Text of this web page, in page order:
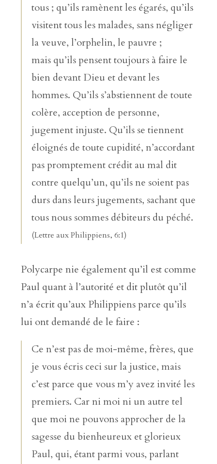
tous ; qu’ils ramènent les égarés, qu’ils
visitent tous les malades, sans négliger
la veuve, l’orphelin, le pauvre ;
mais qu’ils pensent toujours à faire le
bien devant Dieu et devant les
hommes. Qu’ils s’abstiennent de toute
colère, acception de personne,
jugement injuste. Qu’ils se tiennent
éloignés de toute cupidité, n’accordant
pas promptement crédit au mal dit
contre quelqu’un, qu’ils ne soient pas
durs dans leurs jugements, sachant que
tous nous sommes débiteurs du péché.
(Lettre aux Philippiens, 6:1)
Polycarpe nie également qu’il est comme
Paul quant à l’autorité et dit plutôt qu’il
n’a écrit qu’aux Philippiens parce qu’ils
lui ont demandé de le faire :
Ce n’est pas de moi-même, frères, que
je vous écris ceci sur la justice, mais
c’est parce que vous m’y avez invité les
premiers. Car ni moi ni un autre tel
que moi ne pouvons approcher de la
sagesse du bienheureux et glorieux
Paul, qui, étant parmi vous, parlant